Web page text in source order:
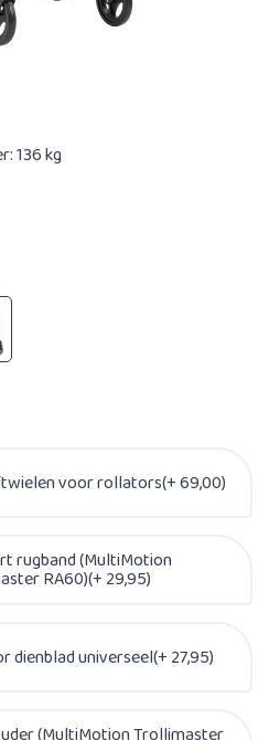
136 kg
voor rollators(+ 69,00)
rugband (MultiMotion
RA60)(+ 29,95)
dienblad universeel(+ 27,95)